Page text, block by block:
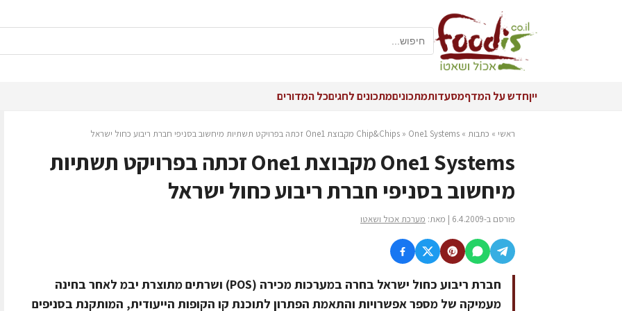
ייןחדש על המדףמסעדותמתכוניםמתכונים לחגיםכל המדורים
ראשי » כתבות »
Chip&Chips » One1 Systems מקבוצת One1 זכתה בפרויקט תשתיות מיחשוב בסניפי חברת ריבוע כחול ישראל
One1 Systems מקבוצת One1 זכתה בפרויקט תשתיות
מיחשוב בסניפי חברת ריבוע כחול ישראל
פורסם ב-6.4.2009 | מאת: מערכת אכול ושאטו
חברת ריבוע כחול ישראל בחרה במערכות מכירה (POS) ושרתים מתוצרת יבמ לאחר בחינה
מעמיקה של מספר אפשרויות והתאמת הפתרון לתוכנת קו הקופות הייעודית, המותקנת בסניפים